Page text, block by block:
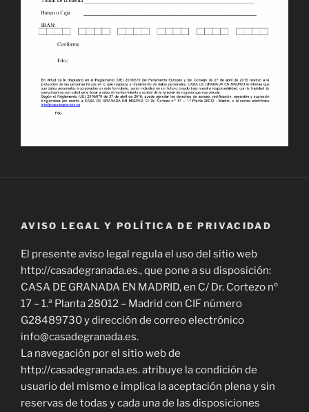
AVISO LEGAL Y POLÍTICA DE PRIVACIDAD
El presente aviso legal regula el uso del sitio web
http://casadegranada.es., que pone a su disposición:
CASA DE GRANADA EN MADRID, en C/ Dr. Cortezo nº
17 – 1.ª Planta 28012 – Madrid con CIF número
G28489730 y dirección de correo electrónico
info@casadegranada.es.
La navegación por el sitio web de
http://casadegranada.es. atribuye la condición de
usuario del mismo e implica la aceptación plena y sin
reservas de todas y cada una de las disposiciones